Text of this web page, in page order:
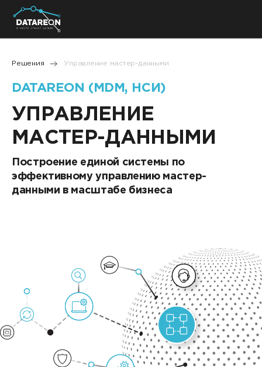
info@datareon.ru
Услуги
Решения
Партнеры
Пресс-центр
Компания
Клиенты и проекты
DATAREON ESB
Новости
Анонсы мероприятий
СМИ о нас
Услуги
Образовательный марафон: ваш рывок к новым
Учебные курсы DATAREON
Партнеры
Партнерство с DATAREON
Центр экспертизы
Решения Управление мастер-данными
DATAREON (MDM, НСИ)
УПРАВЛЕНИЕ
МАСТЕР-ДАННЫМИ
Построение единой системы по
эффективному управлению мастер-
данными в масштабе бизнеса